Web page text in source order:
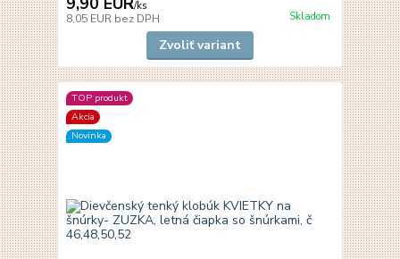
/ks
8,05 EUR bez DPH Skladom
Zvoliť variant
TOP produkt
Akcia
Novinka